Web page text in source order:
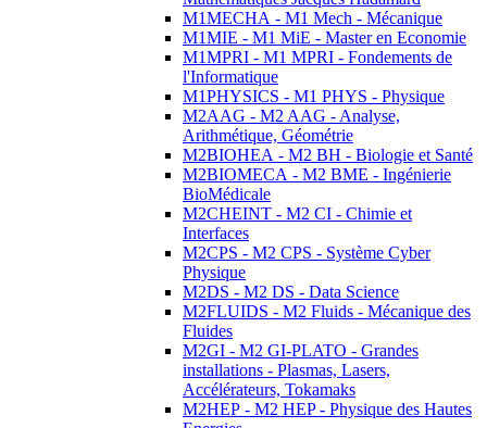
M1MECHA - M1 Mech - Mécanique
M1MIE - M1 MiE - Master en Economie
M1MPRI - M1 MPRI - Fondements de
l'Informatique
M1PHYSICS - M1 PHYS - Physique
M2AAG - M2 AAG - Analyse,
Arithmétique, Géométrie
M2BIOHEA - M2 BH - Biologie et Santé
M2BIOMECA - M2 BME - Ingénierie
BioMédicale
M2CHEINT - M2 CI - Chimie et
Interfaces
M2CPS - M2 CPS - Système Cyber
Physique
M2DS - M2 DS - Data Science
M2FLUIDS - M2 Fluids - Mécanique des
Fluides
M2GI - M2 GI-PLATO - Grandes
installations - Plasmas, Lasers,
Accélérateurs, Tokamaks
M2HEP - M2 HEP - Physique des Hautes